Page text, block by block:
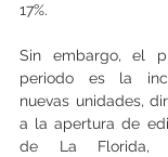
17%.
Sin embargo, el
periodo es la
nuevas unidades,
a la apertura de
de La Florida,